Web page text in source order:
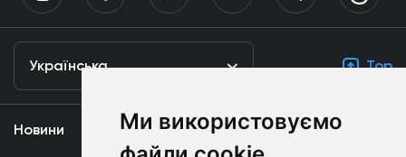
Ми використовуємо
Українська Top
Новини Медіа